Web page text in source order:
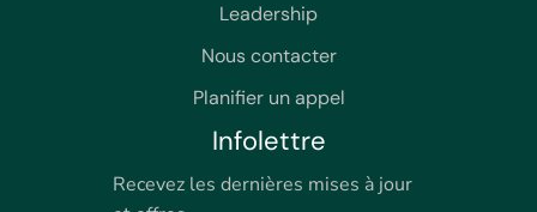
Leadership
Nous contacter
Planifier un appel
Infolettre
Recevez les dernières mises à jour